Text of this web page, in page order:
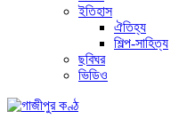
ইতিহাস
ঐতিহ্য
শিল্প-সাহিত্য
ছবিঘর
ভিডিও